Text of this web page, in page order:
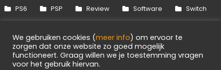
PS6
PSP Review Software
Switch
Xbox 360
Xbox One Xbox Series
We gebruiken cookies (meer info) om ervoor te
zorgen dat onze website zo goed mogelijk
functioneert. Graag willen we je toestemming vragen
voor het gebruik hiervan.